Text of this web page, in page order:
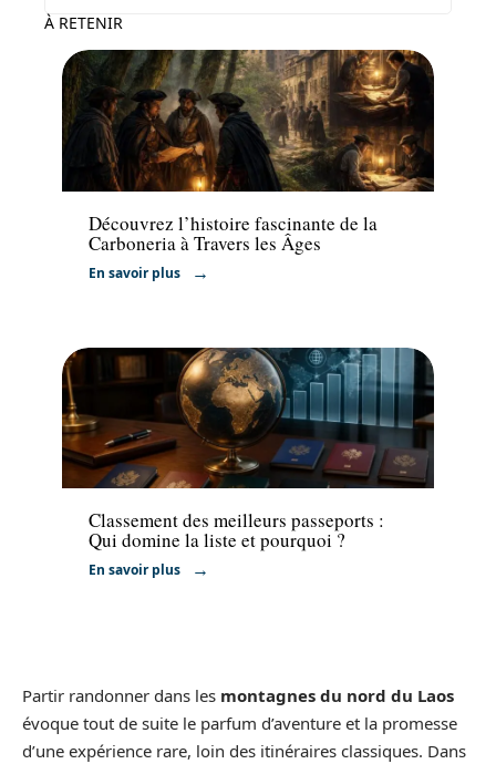
À RETENIR
Activités
Découvrez l’histoire fascinante de la
Carboneria à Travers les Âges
En savoir plus
Actu
Classement des meilleurs passeports :
Qui domine la liste et pourquoi ?
En savoir plus
Partir randonner dans les montagnes du nord du Laos
évoque tout de suite le parfum d’aventure et la promesse
d’une expérience rare, loin des itinéraires classiques. Dans